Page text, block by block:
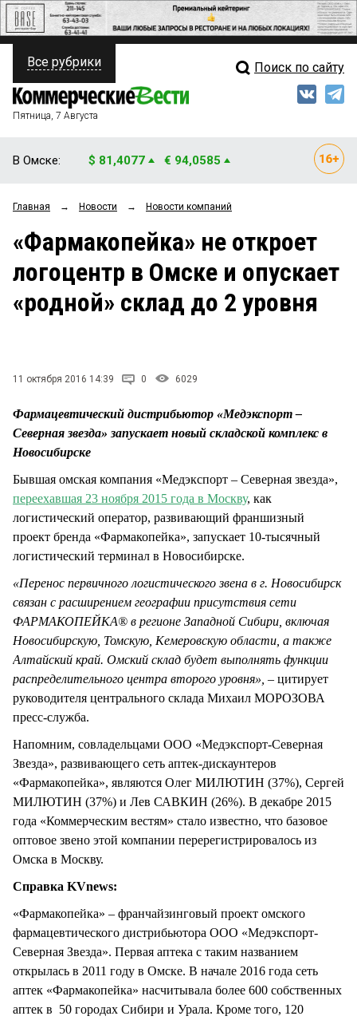
ПОЛИТИКА
ФИНАНСЫ
ОБЩЕСТВО
ЗАКОН
НОВОСТИ КОМПАНИЙ
Свежий выпуск
Мнения
Рейтинги
Блоги
Архив
Все рубрики Поиск по сайту
Пятница, 7 Августа
В Омске: $ 81,4077 € 94,0585
Главная → Новости → Новости компаний
«Фармакопейка» не откроет
логоцентр в Омске и опускает
«родной» склад до 2 уровня
11 октября 2016 14:39 0 6029
Фармацевтический дистрибьютор «Медэкспорт –
Северная звезда» запускает новый складской комплекс в
Новосибирске
Бывшая омская компания «Медэкспорт – Северная звезда»,
переехавшая 23 ноября 2015 года в Москву, как
логистический оператор, развивающий франшизный
проект бренда «Фармакопейка», запускает 10-тысячный
логистический терминал в Новосибирске.
«Перенос первичного логистического звена в г. Новосибирск
связан с расширением географии присутствия сети
ФАРМАКОПЕЙКА® в регионе Западной Сибири, включая
Новосибирскую, Томскую, Кемеровскую области, а также
Алтайский край. Омский склад будет выполнять функции
распределительного центра второго уровня», – цитирует
руководителя центрального склада Михаил МОРОЗОВА
пресс-служба.
Напомним, совладельцами ООО «Медэкспорт-Северная
Звезда», развивающего сеть аптек-дискаунтеров
«Фармакопейка», являются Олег МИЛЮТИН (37%), Сергей
МИЛЮТИН (37%) и Лев САВКИН (26%). В декабре 2015
года «Коммерческим вестям» стало известно, что базовое
оптовое звено этой компании перерегистрировалось из
Омска в Москву.
Справка KVnews:
«Фармакопейка» – франчайзинговый проект омского
фармацевтического дистрибьютора ООО «Медэкспорт-
Северная Звезда». Первая аптека с таким названием
открылась в 2011 году в Омске. В начале 2016 года сеть
аптек «Фармакопейка» насчитывала более 600 собственных
аптек в 50 городах Сибири и Урала. Кроме того, 120